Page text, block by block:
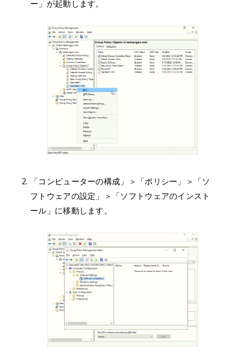
ー」が起動します。
「コンピューターの構成」＞「ポリシー」＞「ソ
フトウェアの設定」＞「ソフトウェアのインスト
ール」に移動します。